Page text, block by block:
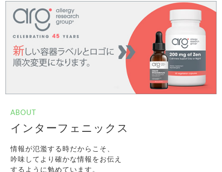
ABOUT
インターフェニックス
情報が氾濫する時だからこそ、
吟味してより確かな情報をお伝え
するように勉めています。